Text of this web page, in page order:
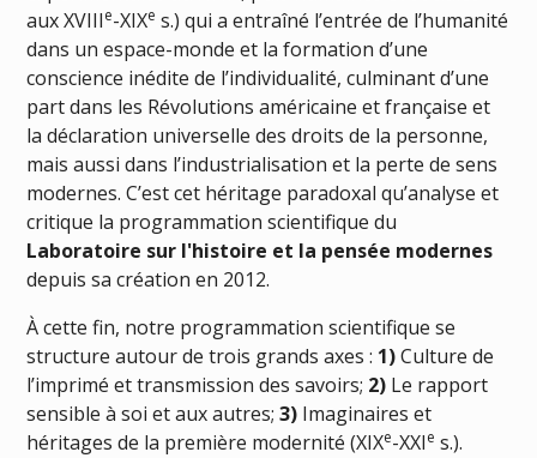
aux XVIIIe-XIXe s.) qui a entraîné l’entrée de l’humanité
dans un espace-monde et la formation d’une
conscience inédite de l’individualité, culminant d’une
part dans les Révolutions américaine et française et
la déclaration universelle des droits de la personne,
mais aussi dans l’industrialisation et la perte de sens
modernes. C’est cet héritage paradoxal qu’analyse et
critique la programmation scientifique du
Laboratoire sur l'histoire et la pensée modernes
depuis sa création en 2012.
À cette fin, notre programmation scientifique se
structure autour de trois grands axes : 1)Culture de
l’imprimé et transmission des savoirs; 2) Le rapport
sensible à soi et aux autres;3) Imaginaires et
héritages de la première modernité (XIXe-XXIe s.).